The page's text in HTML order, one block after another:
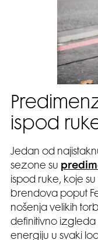
ispod
Jedan od
sezone su
ispod ruke, koje
brendova poput
nošenja velikih
definitivno izgleda
energiju u svaki